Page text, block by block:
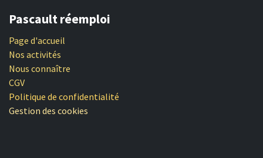
Pascault réemploi
Page d'accueil
Nos activités
Nous connaître
CGV
Politique de confidentialité
Gestion des cookies